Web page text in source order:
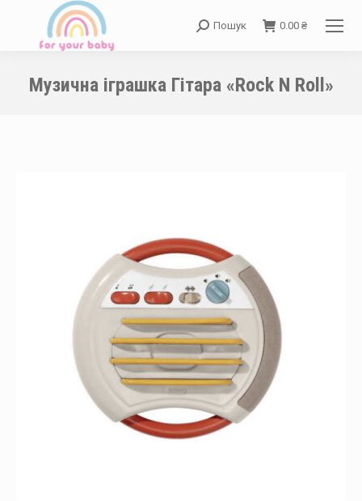
Search:
Пошук 0.00 ₴
Музична іграшка Гітара «Rock N Roll»